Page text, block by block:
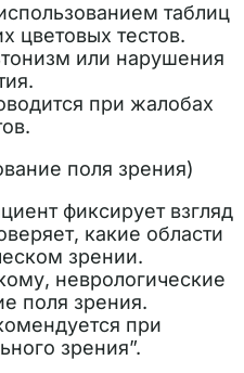
таблиц
цветовых тестов.
или нарушения
при жалобах
поля зрения)
фиксирует взгляд
какие области
зрении.
неврологические
поля зрения.
при
зрения”.